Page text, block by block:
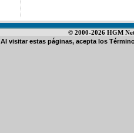
© 2000-2026 HGM
Al visitar estas páginas, acepta los